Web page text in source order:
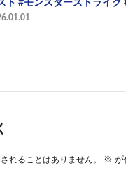
ト #モンスターストライク
れることはありません。 ※ が